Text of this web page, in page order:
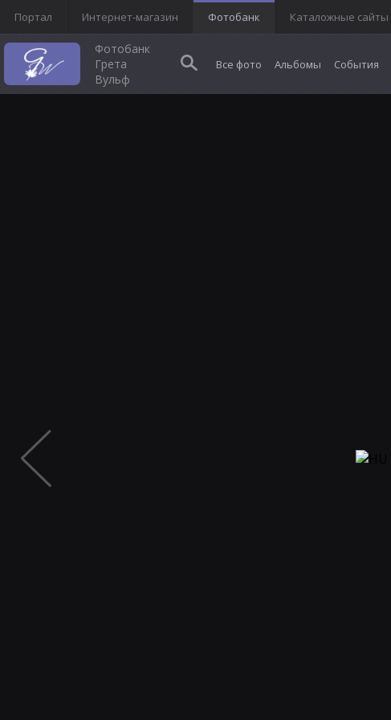
Портал Интернет-магазин Фотобанк Каталожные сайты
Фотобанк
Грета
Вульф
Все фото Альбомы События